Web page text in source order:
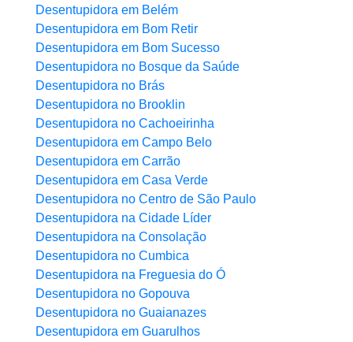
Desentupidora em Belém
Desentupidora em Bom Retir
Desentupidora em Bom Sucesso
Desentupidora no Bosque da Saúde
Desentupidora no Brás
Desentupidora no Brooklin
Desentupidora no Cachoeirinha
Desentupidora em Campo Belo
Desentupidora em Carrão
Desentupidora em Casa Verde
Desentupidora no Centro de São Paulo
Desentupidora na Cidade Líder
Desentupidora na Consolação
Desentupidora no Cumbica
Desentupidora na Freguesia do Ó
Desentupidora no Gopouva
Desentupidora no Guaianazes
Desentupidora em Guarulhos